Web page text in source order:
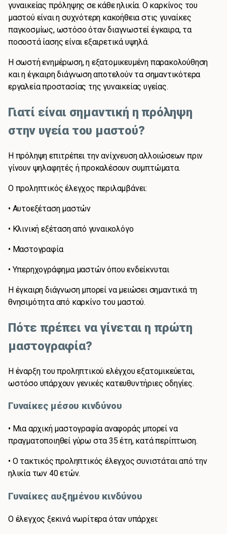
γυναικείας πρόληψης σε κάθε ηλικία. Ο καρκίνος του
μαστού είναι η συχνότερη κακοήθεια στις γυναίκες
παγκοσμίως, ωστόσο όταν διαγνωστεί έγκαιρα, τα
ποσοστά ίασης είναι εξαιρετικά υψηλά.
Η σωστή ενημέρωση, η εξατομικευμένη παρακολούθηση
και η έγκαιρη διάγνωση αποτελούν τα σημαντικότερα
εργαλεία προστασίας της γυναικείας υγείας.
Γιατί είναι σημαντική η πρόληψη
στην υγεία του μαστού?
Η πρόληψη επιτρέπει την ανίχνευση αλλοιώσεων πριν
γίνουν ψηλαφητές ή προκαλέσουν συμπτώματα.
Ο προληπτικός έλεγχος περιλαμβάνει:
• Αυτοεξέταση μαστών
• Κλινική εξέταση από γυναικολόγο
• Μαστογραφία
• Υπερηχογράφημα μαστών όπου ενδείκνυται
Η έγκαιρη διάγνωση μπορεί να μειώσει σημαντικά τη
θνησιμότητα από καρκίνο του μαστού.
Πότε πρέπει να γίνεται η πρώτη
μαστογραφία?
Η έναρξη του προληπτικού ελέγχου εξατομικεύεται,
ωστόσο υπάρχουν γενικές κατευθυντήριες οδηγίες.
Γυναίκες μέσου κινδύνου
• Μια αρχική μαστογραφία αναφοράς μπορεί να
πραγματοποιηθεί γύρω στα 35 έτη, κατά περίπτωση.
• Ο τακτικός προληπτικός έλεγχος συνιστάται από την
ηλικία των 40 ετών.
Γυναίκες αυξημένου κινδύνου
Ο έλεγχος ξεκινά νωρίτερα όταν υπάρχει: